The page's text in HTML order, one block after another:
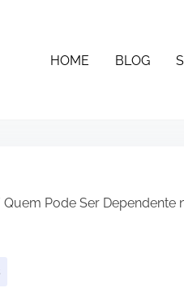
HOME BLOG
Pode Ser Dependente